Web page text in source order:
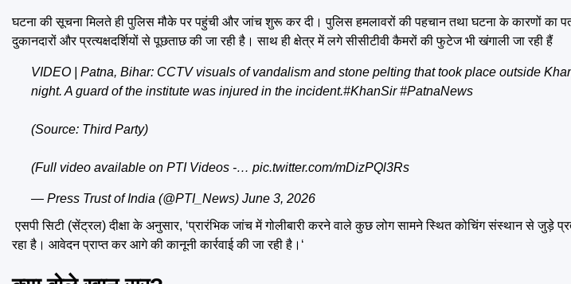
घटना की सूचना मिलते ही पुलिस मौके पर पहुंची और जांच शुरू कर दी। पुलिस हमलावरों की पहचान तथा घटना के कारणों
दुकानदारों और प्रत्यक्षदर्शियों से पूछताछ की जा रही है। साथ ही क्षेत्र में लगे सीसीटीवी कैमरों की फुटेज भी खंगाली जा रही हैं
VIDEO | Patna, Bihar: CCTV visuals of vandalism and stone pelting that took place outside
night. A guard of the institute was injured in the incident.#KhanSir #PatnaNews
(Source: Third Party)
(Full video available on PTI Videos -… pic.twitter.com/mDizPQl3Rs
— Press Trust of India (@PTI_News) June 3, 2026
एसपी सिटी (सेंट्रल) दीक्षा के अनुसार, ‘प्रारंभिक जांच में गोलीबारी करने वाले कुछ लोग सामने स्थित कोचिंग संस्थान से जुड़े
रहा है। आवेदन प्राप्त कर आगे की कानूनी कार्रवाई की जा रही है।‘